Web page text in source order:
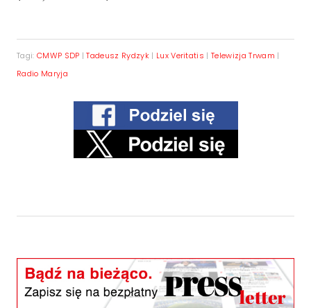
Tagi: CMWP SDP |Tadeusz Rydzyk | Lux Veritatis |Telewizja Trwam |
Radio Maryja